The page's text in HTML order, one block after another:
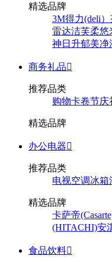
精选品牌
3M得力(deli）
雷达洁芙柔悠
神 日升郁美净
商务礼品
推荐品类
购物卡卷节庆
精选品牌
办公电器
推荐品类
电视空调冰箱
精选品牌
卡萨帝
(HITACHI)安
食品饮料